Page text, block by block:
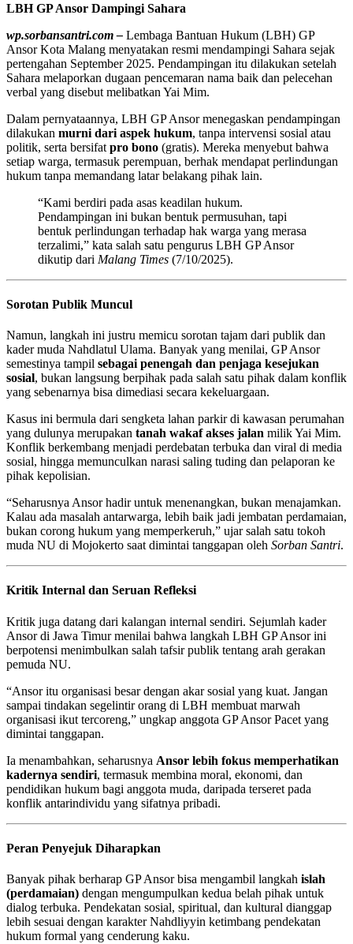
LBH GP Ansor Dampingi Sahara
wp.sorbansantri.com – Lembaga Bantuan Hukum (LBH) GP
Ansor Kota Malang menyatakan resmi mendampingi Sahara sejak
pertengahan September 2025. Pendampingan itu dilakukan setelah
Sahara melaporkan dugaan pencemaran nama baik dan pelecehan
verbal yang disebut melibatkan Yai Mim.
Dalam pernyataannya, LBH GP Ansor menegaskan pendampingan
dilakukan murni dari aspek hukum, tanpa intervensi sosial atau
politik, serta bersifat pro bono (gratis). Mereka menyebut bahwa
setiap warga, termasuk perempuan, berhak mendapat perlindungan
hukum tanpa memandang latar belakang pihak lain.
“Kami berdiri pada asas keadilan hukum.
Pendampingan ini bukan bentuk permusuhan, tapi
bentuk perlindungan terhadap hak warga yang merasa
terzalimi,” kata salah satu pengurus LBH GP Ansor
dikutip dari Malang Times (7/10/2025).
Sorotan Publik Muncul
Namun, langkah ini justru memicu sorotan tajam dari publik dan
kader muda Nahdlatul Ulama. Banyak yang menilai, GP Ansor
semestinya tampil sebagai penengah dan penjaga kesejukan
sosial, bukan langsung berpihak pada salah satu pihak dalam konflik
yang sebenarnya bisa dimediasi secara kekeluargaan.
Kasus ini bermula dari sengketa lahan parkir di kawasan perumahan
yang dulunya merupakan tanah wakaf akses jalan milik Yai Mim.
Konflik berkembang menjadi perdebatan terbuka dan viral di media
sosial, hingga memunculkan narasi saling tuding dan pelaporan ke
pihak kepolisian.
“Seharusnya Ansor hadir untuk menenangkan, bukan menajamkan.
Kalau ada masalah antarwarga, lebih baik jadi jembatan perdamaian,
bukan corong hukum yang memperkeruh,” ujar salah satu tokoh
muda NU di Mojokerto saat dimintai tanggapan oleh Sorban Santri.
Kritik Internal dan Seruan Refleksi
Kritik juga datang dari kalangan internal sendiri. Sejumlah kader
Ansor di Jawa Timur menilai bahwa langkah LBH GP Ansor ini
berpotensi menimbulkan salah tafsir publik tentang arah gerakan
pemuda NU.
“Ansor itu organisasi besar dengan akar sosial yang kuat. Jangan
sampai tindakan segelintir orang di LBH membuat marwah
organisasi ikut tercoreng,” ungkap anggota GP Ansor Pacet yang
dimintai tanggapan.
Ia menambahkan, seharusnya Ansor lebih fokus memperhatikan
kadernya sendiri, termasuk membina moral, ekonomi, dan
pendidikan hukum bagi anggota muda, daripada terseret pada
konflik antarindividu yang sifatnya pribadi.
Peran Penyejuk Diharapkan
Banyak pihak berharap GP Ansor bisa mengambil langkah islah
(perdamaian) dengan mengumpulkan kedua belah pihak untuk
dialog terbuka. Pendekatan sosial, spiritual, dan kultural dianggap
lebih sesuai dengan karakter Nahdliyyin ketimbang pendekatan
hukum formal yang cenderung kaku.